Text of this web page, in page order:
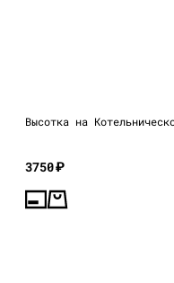
Высотка на
3750₽